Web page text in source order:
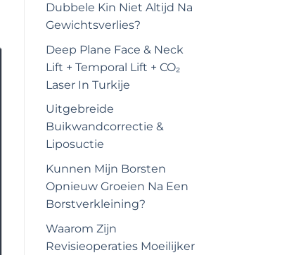
Dubbele Kin Niet Altijd Na
Gewichtsverlies?
Deep Plane Face & Neck
Lift + Temporal Lift + CO₂
Laser In Turkije
Uitgebreide
Buikwandcorrectie &
Liposuctie
Kunnen Mijn Borsten
Opnieuw Groeien Na Een
Borstverkleining?
Waarom Zijn
Revisieoperaties Moeilijker